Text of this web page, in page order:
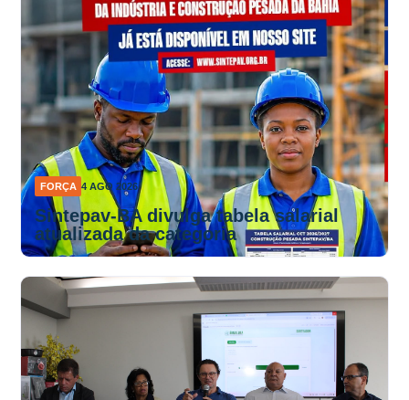
FORÇA 4 AGO 2026
Sintepav-BA divulga tabela salarial
atualizada da categoria